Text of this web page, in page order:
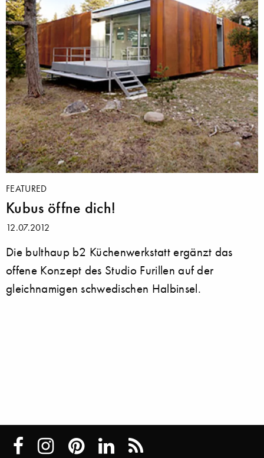
FEATURED
Kubus öffne dich!
12.07.2012
Die bulthaup b2 Küchenwerkstatt ergänzt das
offene Konzept des Studio Furillen auf der
gleichnamigen schwedischen Halbinsel.